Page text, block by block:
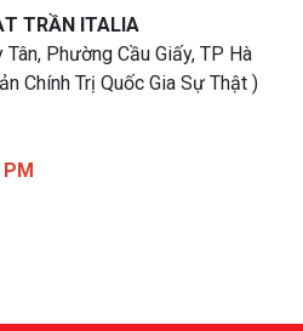
TRẦN ITALIA
Phường Cầu Giấy, TP Hà
Chính Trị Quốc Gia Sự Thật )